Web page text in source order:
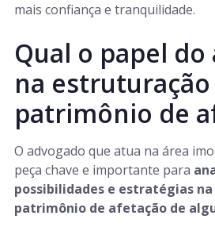
mais confiança e tranquilidade.
Qual o papel do
na
patrimônio de
O advogado que atua na área
peça chave e importante para
possibilidades e estratégias
patrimônio de afetação de